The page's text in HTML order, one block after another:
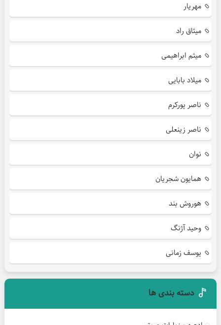
مهریار
میثاق راد
میثم ابراهیمی
میلاد بابایی
ناصر پورکرم
ناصر زینعلی
نوان
همایون شجریان
هوروش بند
وحید آژنگ
یوسف زمانی
دسته بندی ها